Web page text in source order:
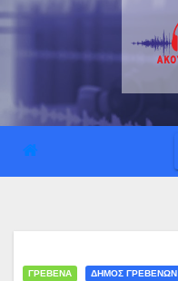
ΓΡΕΒΕΝΑ ΔΗΜΟΣ ΓΡΕΒΕΝΩΝ